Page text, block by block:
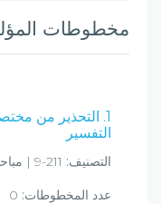
مخطوطات
1. التحذير من
التفسير
التصنيف:
عدد المخطوطات: